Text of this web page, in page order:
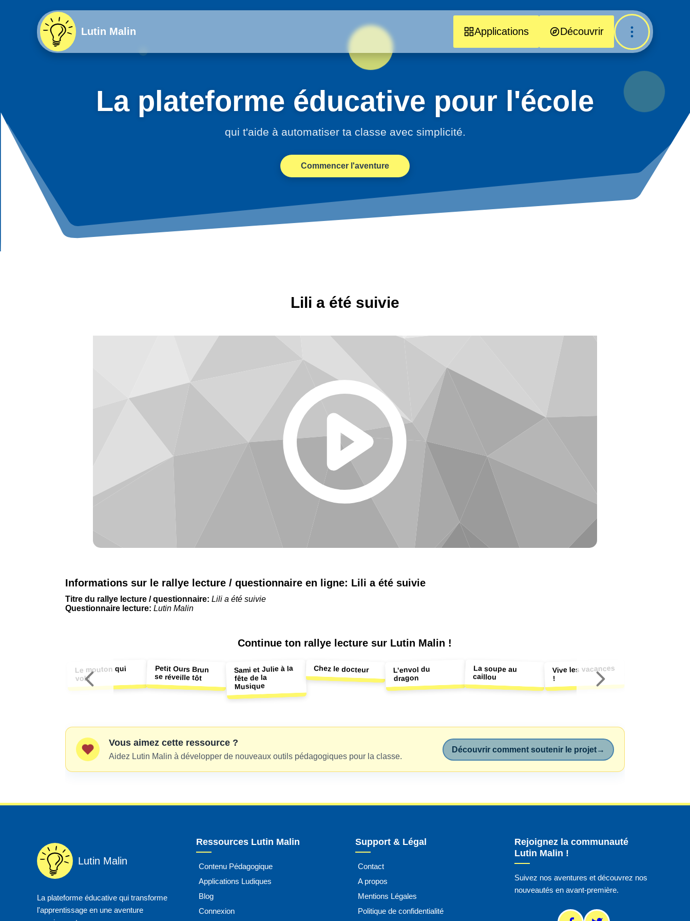
Lutin Malin Applications Découvrir
La plateforme éducative pour l'école
qui t'aide à automatiser ta classe avec simplicité.
Commencer l'aventure
Lili a été suivie
Informations sur le rallye lecture / questionnaire en ligne: Lili a été suivie
Titre du rallye lecture / questionnaire: Lili a été suivie
Questionnaire lecture: Lutin Malin
Continue ton rallye lecture sur Lutin Malin !
Le mouton qui
vole
Petit Ours Brun
se réveille tôt
Sami et Julie à la
fête de la
Musique
Chez le docteur L’envol du
dragon
La soupe au
caillou
Vive les vacances
!
Vous aimez cette ressource ?
Aidez Lutin Malin à développer de nouveaux outils pédagogiques pour la classe.
Découvrir comment soutenir le projet→
Lutin Malin
La plateforme éducative qui transforme
l'apprentissage en une aventure
Ressources Lutin Malin
Contenu Pédagogique
Applications Ludiques
Blog
Connexion
Support & Légal
Contact
A propos
Mentions Légales
Politique de confidentialité
Rejoignez la communauté
Lutin Malin !
Suivez nos aventures et découvrez nos
nouveautés en avant-première.